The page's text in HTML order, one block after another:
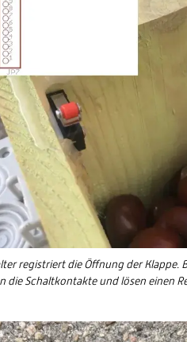
registriert die Öffnung der Klappe.
die Schaltkontakte und lösen einen